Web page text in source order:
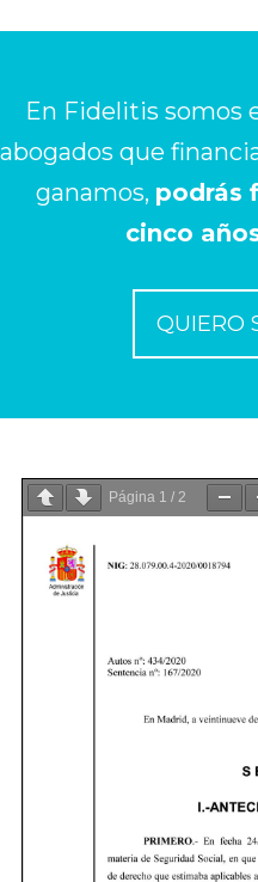
En Fidelitis somos
abogados que
ganamos, podrás
cinco
QUIERO
Página 1 / 2